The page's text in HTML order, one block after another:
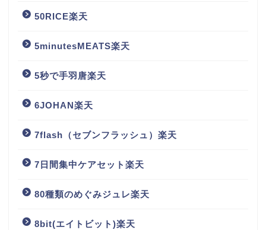
50RICE楽天
5minutesMEATS楽天
5秒で手羽唐楽天
6JOHAN楽天
7flash（セブンフラッシュ）楽天
7日間集中ケアセット楽天
80種類のめぐみジュレ楽天
8bit(エイトビット)楽天